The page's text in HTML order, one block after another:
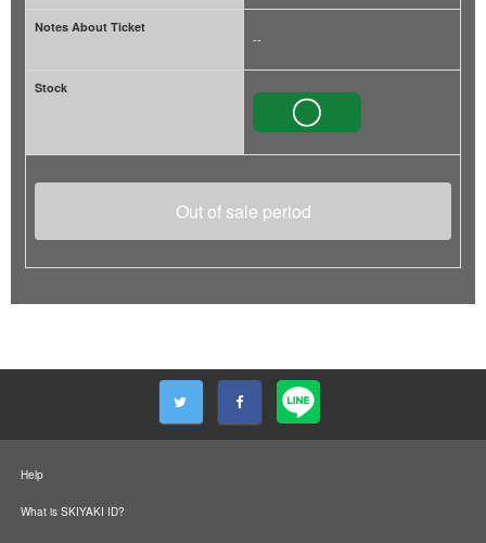
Notes About Ticket
--
Stock
Out of sale period
Help
What is SKIYAKI ID?